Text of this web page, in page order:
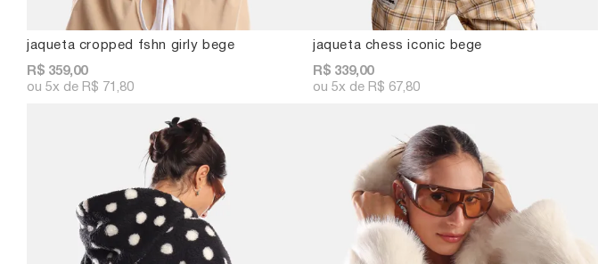
jaqueta cropped fshn girly bege
R$ 359,00
5x R$ 71,80
jaqueta chess iconic bege
R$ 339,00
5x R$ 67,80